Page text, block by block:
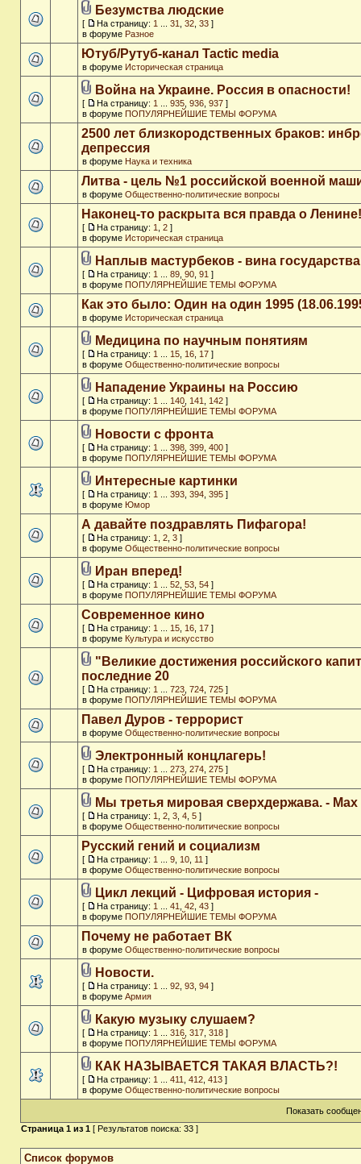
Безумства людские
[ На страницу: 1 31 32 33 ]
в форуме Разное
Ютуб/Рутуб-канал Tactic media
в форуме Историческая страница
Война на Украине. Россия в опасности!
[ На страницу: 1 935 936 937 ]
в форуме ПОПУЛЯРНЕЙШИЕ ТЕМЫ ФОРУМА
2500 лет близкородственных браков:
депрессия
в форуме Наука и техника
Литва - цель №1 российской военной
в форуме Общественно-политические вопросы
Наконец-то раскрыта вся правда о Ленине!
[ На страницу: 1 2 ]
в форуме Историческая страница
Наплыв мастурбеков - вина государства
[ На страницу: 1 89 90 91 ]
в форуме ПОПУЛЯРНЕЙШИЕ ТЕМЫ ФОРУМА
Как это было: Один на один 1995
в форуме Историческая страница
Медицина по научным понятиям
[ На страницу: 1 15 16 17 ]
в форуме Общественно-политические вопросы
Нападение Украины на Россию
[ На страницу: 1 140 141 142 ]
в форуме ПОПУЛЯРНЕЙШИЕ ТЕМЫ ФОРУМА
Новости с фронта
[ На страницу: 1 398 399 400 ]
в форуме ПОПУЛЯРНЕЙШИЕ ТЕМЫ ФОРУМА
Интересные картинки
[ На страницу: 1 393 394 395 ]
в форуме Юмор
А давайте поздравлять Пифагора!
[ На страницу: 1 2 3 ]
в форуме Общественно-политические вопросы
Иран вперед!
[ На страницу: 1 52 53 54 ]
в форуме ПОПУЛЯРНЕЙШИЕ ТЕМЫ ФОРУМА
Современное кино
[ На страницу: 1 15 16 17 ]
в форуме Культура и искусство
"Великие достижения российского
последние 20
[ На страницу: 1 723 724 725 ]
в форуме ПОПУЛЯРНЕЙШИЕ ТЕМЫ ФОРУМА
Павел Дуров - террорист
в форуме Общественно-политические вопросы
Электронный концлагерь!
[ На страницу: 1 273 274 275 ]
в форуме ПОПУЛЯРНЕЙШИЕ ТЕМЫ ФОРУМА
Мы третья мировая сверхдержава. - Max
[ На страницу: 1 2 3 4 5 ]
в форуме Общественно-политические вопросы
Русский гений и социализм
[ На страницу: 1 9 10 11 ]
в форуме Общественно-политические вопросы
Цикл лекций - Цифровая история -
[ На страницу: 1 41 42 43 ]
в форуме ПОПУЛЯРНЕЙШИЕ ТЕМЫ ФОРУМА
Почему не работает ВК
в форуме Общественно-политические вопросы
Новости.
[ На страницу: 1 92 93 94 ]
в форуме Армия
Какую музыку слушаем?
[ На страницу: 1 316 317 318 ]
в форуме ПОПУЛЯРНЕЙШИЕ ТЕМЫ ФОРУМА
КАК НАЗЫВАЕТСЯ ТАКАЯ ВЛАСТЬ?!
[ На страницу: 1 411 412 413 ]
в форуме Общественно-политические вопросы
Показать
Страница 1 из 1 [ Результатов поиска: 33 ]
Список форумов